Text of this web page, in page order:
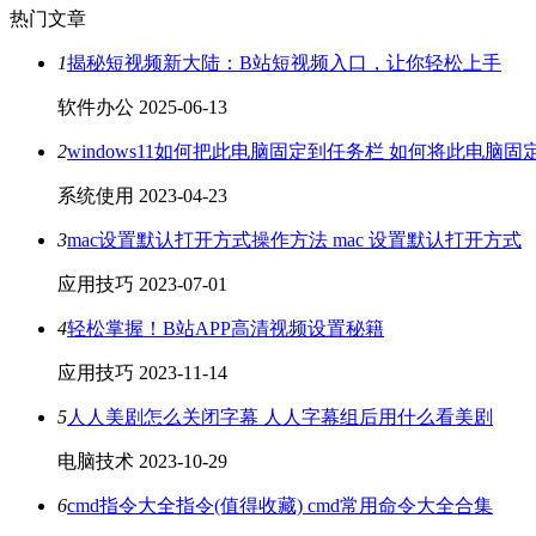
热门文章
1揭秘短视频新大陆：B站短视频入口，让你轻松上手
软件办公 2025-06-13
2windows11如何把此电脑固定到任务栏 如何将此电脑固
系统使用 2023-04-23
3mac设置默认打开方式操作方法 mac 设置默认打开方式
应用技巧 2023-07-01
4轻松掌握！B站APP高清视频设置秘籍
应用技巧 2023-11-14
5人人美剧怎么关闭字幕 人人字幕组后用什么看美剧
电脑技术 2023-10-29
6cmd指令大全指令(值得收藏) cmd常用命令大全合集